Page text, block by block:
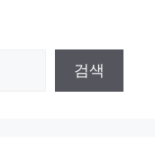
검색